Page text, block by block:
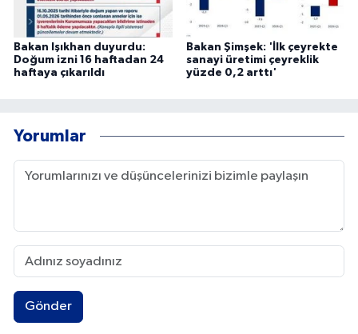
Bakan Işıkhan duyurdu:
Doğum izni 16 haftadan 24
haftaya çıkarıldı
Bakan Şimşek: 'İlk çeyrekte
sanayi üretimi çeyreklik
yüzde 0,2 arttı'
Yorumlar
Gönder